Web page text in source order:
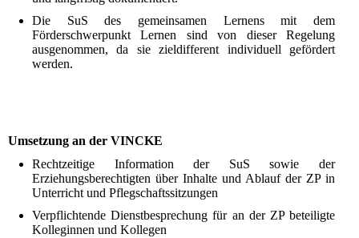
Die SuS des gemeinsamen Lernens mit dem
Förderschwerpunkt Lernen sind von dieser Regelung
ausgenommen, da sie zieldifferent individuell gefördert
werden.
Umsetzung an der VINCKE
Rechtzeitige Information der SuS sowie der
Erziehungsberechtigten über Inhalte und Ablauf der ZP in
Unterricht und Pflegschaftssitzungen
Verpflichtende Dienstbesprechung für an der ZP beteiligte
Kolleginnen und Kollegen